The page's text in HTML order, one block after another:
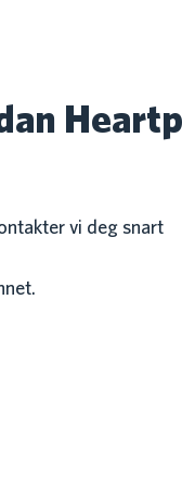
vi deg snart